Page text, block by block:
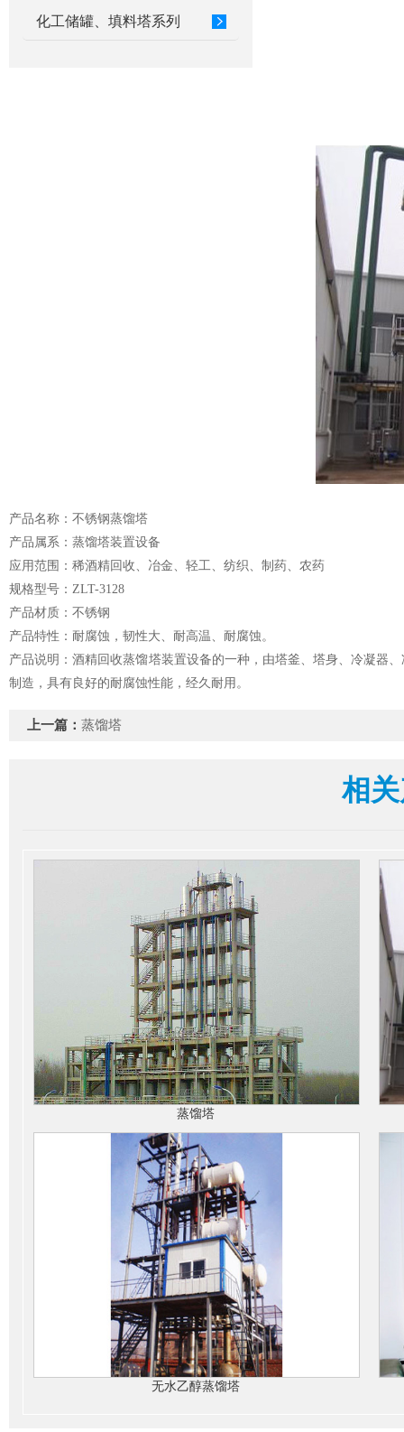
化工储罐、填料塔系列
产品名称：不锈钢蒸馏塔
产品属系：蒸馏塔装置设备
应用范围：稀酒精回收、冶金、轻工、纺织、制药、农药
规格型号：ZLT-3128
产品材质：不锈钢
产品特性：耐腐蚀，韧性大、耐高温、耐腐蚀。
产品说明：酒精回收蒸馏塔装置设备的一种，由塔釜、塔身、冷凝器
制造，具有良好的耐腐蚀性能，经久耐用。
上一篇： 蒸馏塔
相
蒸馏塔
无水乙醇蒸馏塔